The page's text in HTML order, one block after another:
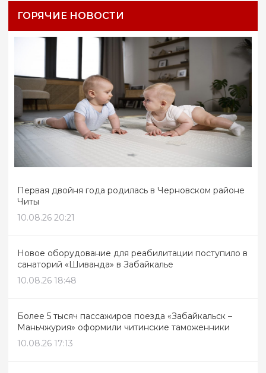
ГОРЯЧИЕ НОВОСТИ
Первая двойня года родилась в Черновском районе
Читы
10.08.26 20:21
Новое оборудование для реабилитации поступило в
санаторий «Шиванда» в Забайкалье
10.08.26 18:48
Более 5 тысяч пассажиров поезда «Забайкальск –
Маньчжурия» оформили читинские таможенники
10.08.26 17:13